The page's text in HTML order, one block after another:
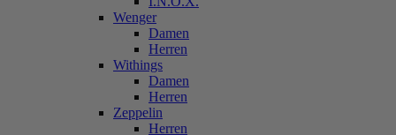
Wenger
Damen
Herren
Withings
Damen
Herren
Zeppelin
Herren